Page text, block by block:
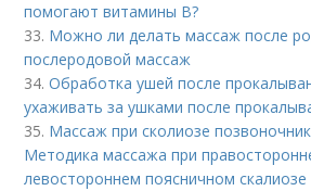
помогают витамины B?
33. Можно ли делать массаж после
послеродовой массаж
34.Обработка ушей после
ухаживать за ушками после
35. Массаж при сколиозе
Методика массажа при
левостороннем поясничном скалиозе